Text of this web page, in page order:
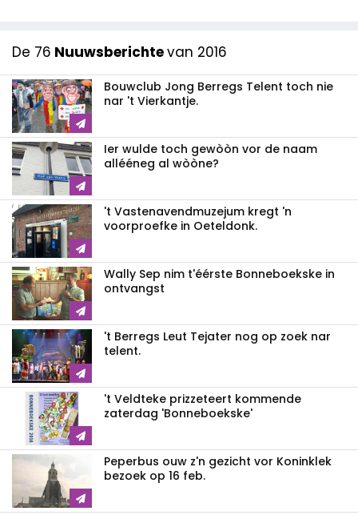
De 76 Nuuwsberichtevan 2016
Bouwclub Jong Berregs Telent toch nie
nar 't Vierkantje.
Ier wulde toch gewòòn vor de naam
allééneg al wòòne?
't Vastenavendmuzejum kregt 'n
voorproefke in Oeteldonk.
Wally Sep nim t'éérste Bonneboekske in
ontvangst
't Berregs Leut Tejater nog op zoek nar
telent.
't Veldteke prizzeteert kommende
zaterdag 'Bonneboekske'
Peperbus ouw z'n gezicht vor Koninklek
bezoek op 16 feb.